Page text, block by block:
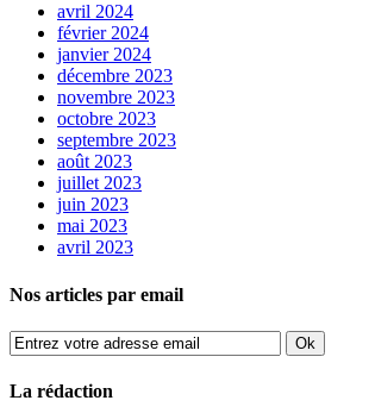
avril 2024
février 2024
janvier 2024
décembre 2023
novembre 2023
octobre 2023
septembre 2023
août 2023
juillet 2023
juin 2023
mai 2023
avril 2023
Nos articles par email
La rédaction